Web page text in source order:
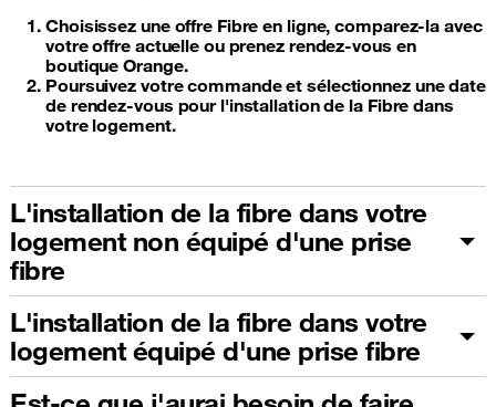
Choisissez une offre Fibre en ligne, comparez-la avec
votre offre actuelle ou prenez rendez-vous en
boutique Orange.
Poursuivez votre commande et sélectionnez une date
de rendez-vous pour l'installation de la Fibre dans
votre logement.
L'installation de la fibre dans votre
logement non équipé d'une prise
fibre
L'installation de la fibre dans votre
logement équipé d'une prise fibre